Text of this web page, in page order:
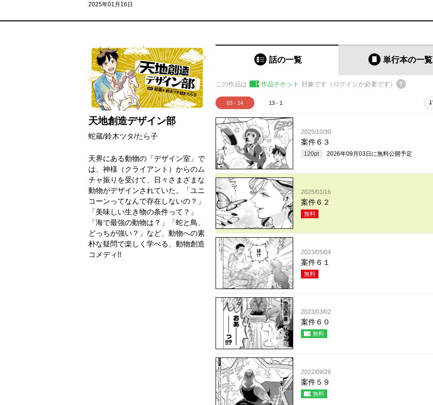
2025年01月16日
天地創造デザイン部
蛇蔵/鈴木ツタ/たら子
天界にある動物の「デザイン室」で
は、神様（クライアント）からのム
チャ振りを受けて、日々さまざまな
動物がデザインされていた。「ユニ
コーンってなんで存在しないの？」
「美味しい生き物の条件って？」
「海で最強の動物は？」「蛇と鳥、
どっちが強い？」など、動物への素
朴な疑問で楽しく学べる、動物創造
コメディ!!
話の一覧 単行本の一覧
この作品は 作品チケット 対象です（ログインが必要です）
63 - 14 13 - 1
2025/10/30
案件６３
120pt 2026年09月03日 に無料公開予定
2025/01/16
案件６２
無料
2023/05/04
案件６１
無料
2023/03/02
案件６０
無料
2022/09/26
案件５９
無料